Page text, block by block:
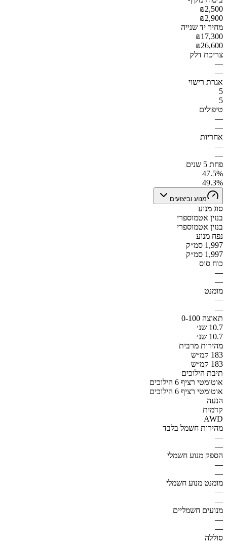
₪2,500
₪2,900
מחיר יד שנייה
₪17,300
₪26,600
צריכת דלק
—
—
אגרת רישוי
5
5
טיפולים
—
—
אחריות
—
—
פחת 5 שנים
47.5%
49.3%
מנוע וביצועים
סוג מנוע
בנזין אטמוספרי
בנזין אטמוספרי
נפח מנוע
1,997 סמ״ק
1,997 סמ״ק
כוח סוס
—
—
מומנט
—
—
תאוצה 0-100
10.7 שנ׳
10.7 שנ׳
מהירות מרבית
183 קמ״ש
183 קמ״ש
תיבת הילוכים
אוטומטי רציף 6 הילוכים
אוטומטי רציף 6 הילוכים
הנעה
קדמית
AWD
מהירות חשמל בלבד
—
—
הספק מנוע חשמלי
—
—
מומנט מנוע חשמלי
—
—
מנועים חשמליים
—
—
סוללה